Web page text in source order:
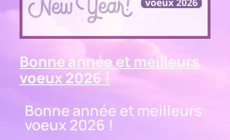
Bonne année et meilleurs
voeux 2026 !
Bonne année et meilleurs
voeux 2026 !